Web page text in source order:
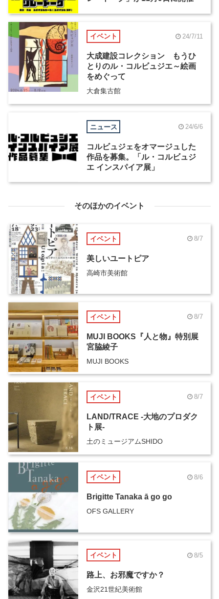
イベント 24/7/11
大成建設コレクション もうひ
とりのル・コルビュジエ～絵画
をめぐって
大倉集古館
ニュース 24/6/6
コルビュジェをオマージュした
作品を募集。「ル・コルビュジ
エ インスパイア展」
そのほかのイベント
イベント 8/7
美しいユートピア
高崎市美術館
イベント 8/7
MUJI BOOKS『人と物』特別展
宮脇綾子
MUJI BOOKS
イベント 8/7
LAND/TRACE -大地のプロダク
ト展-
土のミュージアムSHIDO
イベント 8/6
Brigitte Tanaka ā go go
OFS GALLERY
イベント 8/5
路上、お邪魔ですか？
金沢21世紀美術館